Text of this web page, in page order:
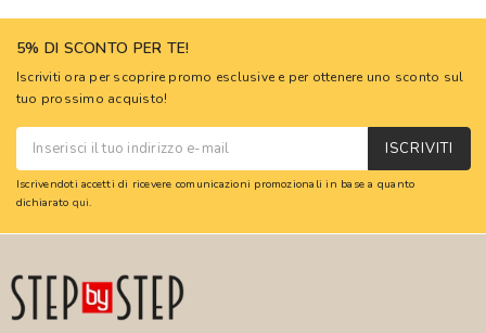
5% DI SCONTO PER TE!
Iscriviti ora per scoprire promo esclusive e per ottenere uno sconto sul
tuo prossimo acquisto!
ISCRIVITI
Iscrivendoti accetti di ricevere comunicazioni promozionali in base a quanto
dichiarato qui.